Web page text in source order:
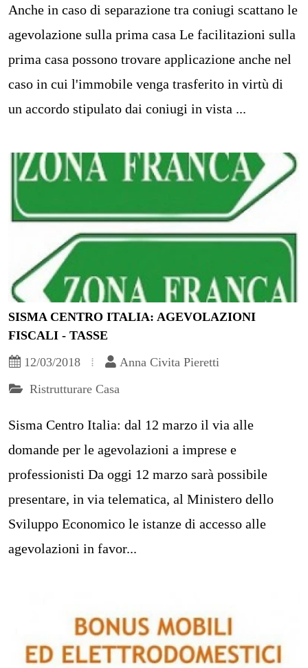
Anche in caso di separazione tra coniugi scattano le
agevolazione sulla prima casa Le facilitazioni sulla
prima casa possono trovare applicazione anche nel
caso in cui l'immobile venga trasferito in virtù di
un accordo stipulato dai coniugi in vista ...
SISMA CENTRO ITALIA: AGEVOLAZIONI
FISCALI - TASSE
12/03/2018
Anna Civita Pieretti
Ristrutturare Casa
Sisma Centro Italia: dal 12 marzo il via alle
domande per le agevolazioni a imprese e
professionisti Da oggi 12 marzo sarà possibile
presentare, in via telematica, al Ministero dello
Sviluppo Economico le istanze di accesso alle
agevolazioni in favor...